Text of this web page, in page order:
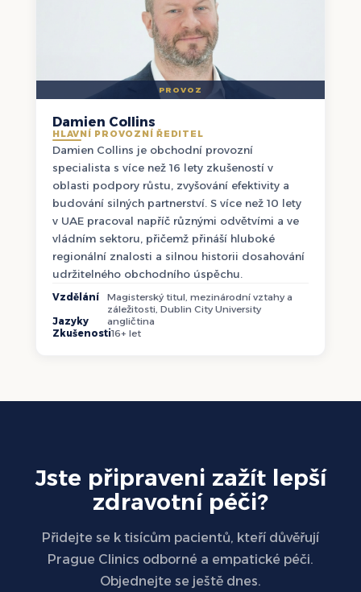
PROVOZ
Damien Collins
HLAVNÍ PROVOZNÍ ŘEDITEL
Damien Collins je obchodní provozní
specialista s více než 16 lety zkušeností v
oblasti podpory růstu, zvyšování efektivity a
budování silných partnerství. S více než 10 lety
v UAE pracoval napříč různými odvětvími a ve
vládním sektoru, přičemž přináší hluboké
regionální znalosti a silnou historii dosahování
udržitelného obchodního úspěchu.
Vzdělání
Magisterský titul, mezinárodní vztahy a
záležitosti, Dublin City University
Jazyky
angličtina
Zkušenosti16+ let
Jste připraveni zažít lepší
zdravotní péči?
Přidejte se k tisícům pacientů, kteří důvěřují
Prague Clinics odborné a empatické péči.
Objednejte se ještě dnes.